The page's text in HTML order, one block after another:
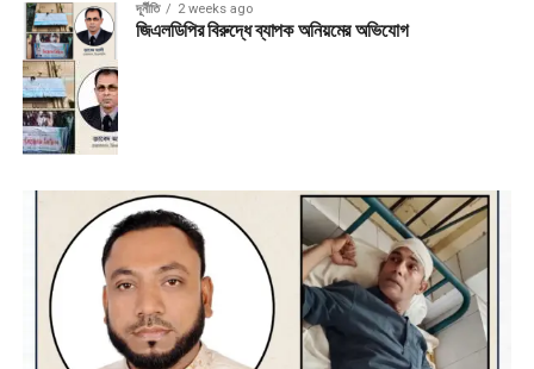
দূর্নীতি 2 weeks ago
জিএলডিপির বিরুদ্ধে ব্যাপক অনিয়মের অভিযোগ